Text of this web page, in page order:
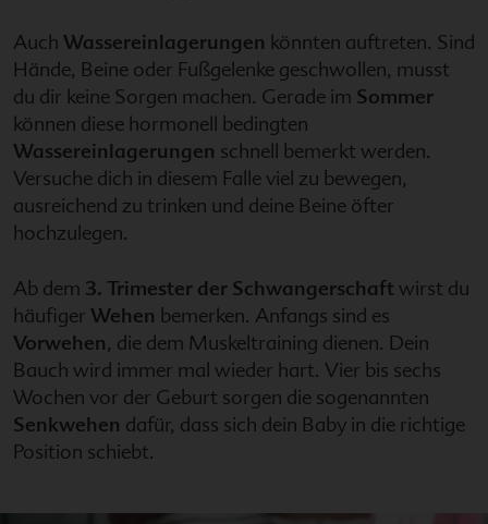
Auch Wassereinlagerungen könnten auftreten. Sind
Hände, Beine oder Fußgelenke geschwollen, musst
du dir keine Sorgen machen. Gerade im Sommer
können diese hormonell bedingten
Wassereinlagerungen schnell bemerkt werden.
Versuche dich in diesem Falle viel zu bewegen,
ausreichend zu trinken und deine Beine öfter
hochzulegen.
Ab dem 3. Trimester der Schwangerschaft wirst du
häufiger Wehen bemerken. Anfangs sind es
Vorwehen, die dem Muskeltraining dienen. Dein
Bauch wird immer mal wieder hart. Vier bis sechs
Wochen vor der Geburt sorgen die sogenannten
Senkwehen dafür, dass sich dein Baby in die richtige
Position schiebt.